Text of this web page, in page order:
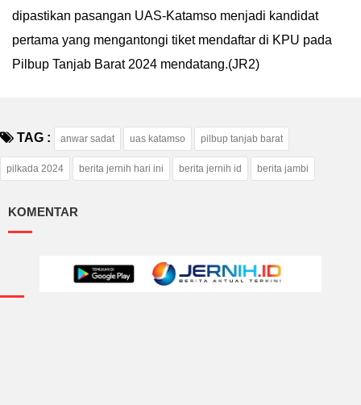
dipastikan pasangan UAS-Katamso menjadi kandidat
pertama yang mengantongi tiket mendaftar di KPU pada
Pilbup Tanjab Barat 2024 mendatang.(JR2)
TAG : anwar sadat uas katamso pilbup tanjab barat
pilkada 2024 berita jernih hari ini berita jernih id berita jambi
KOMENTAR